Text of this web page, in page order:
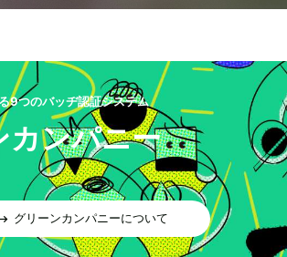
9つのバッヂ認証システム
カンパニー
グリーンカンパニーについて